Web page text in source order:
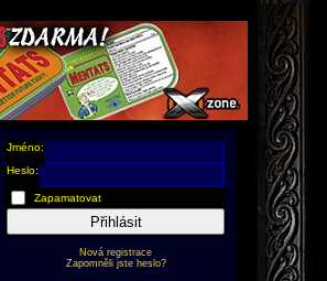
Jméno:
Heslo:
Zapamatovat
Přihlásit
Nová registrace
Zapomněli jste heslo?